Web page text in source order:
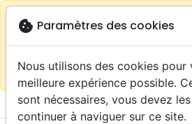
Continuer
warningSelon votre
localisation (États-
sur la boutique La Maison de la
menu
cookie Paramètres des cookies
Nous utilisons des cookies pour
meilleure expérience possible.
sont nécessaires, vous devez
continuer à naviguer sur ce site.